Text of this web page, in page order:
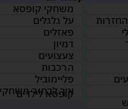
משחקי קופסא
על גלגלים
פאזלים
דמיון
צעצועים
הרכבות
פליימוביל
איך לבחור משחקי
קופסא לילדים